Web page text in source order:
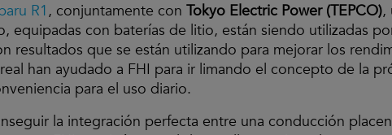
R1, conjuntamente con Tokyo Electric Power (TEPCO),
equipadas con baterías de litio, están siendo utilizadas
resultados que se están utilizando para mejorar los
han ayudado a FHI para ir limando el concepto de la
para el uso diario.
la integración perfecta entre una conducción